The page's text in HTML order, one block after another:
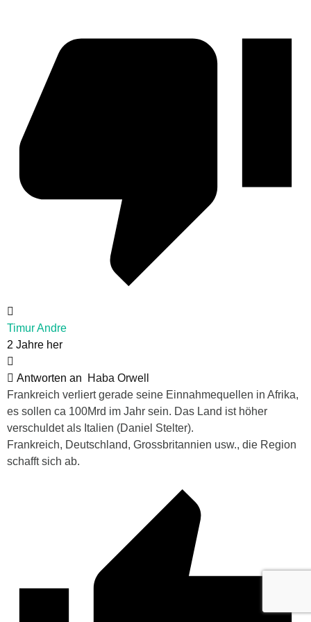
Timur Andre
2 Jahre her
Antworten an
Haba Orwell
Frankreich verliert gerade seine Einnahmequellen in Afrika,
es sollen ca 100Mrd im Jahr sein. Das Land ist höher
verschuldet als Italien (Daniel Stelter).
Frankreich, Deutschland, Grossbritannien usw., die Region
schafft sich ab.